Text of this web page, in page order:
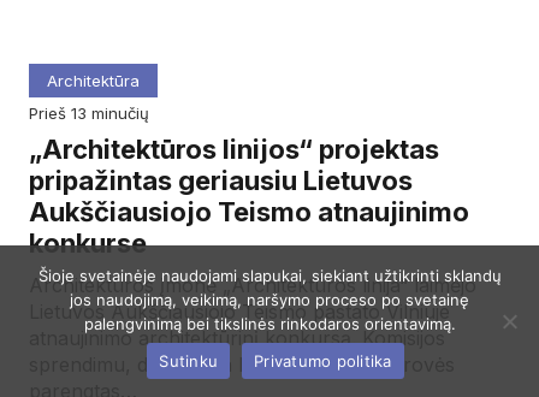
Architektūra
prieš 13 minučių
„Architektūros linijos“ projektas
pripažintas geriausiu Lietuvos
Aukščiausiojo Teismo atnaujinimo
konkurse
Architektūros įmonė „Architektūros linija“ laimėjo
Lietuvos Aukščiausiojo Teismo pastato Vilniuje
atnaujinimo architektūrinį konkursą. Komisijos
sprendimu, daugiausia balų surinko bendrovės
Šioje svetainėje naudojami slapukai, siekiant užtikrinti sklandų
jos naudojimą, veikimą, naršymo proceso po svetainę
palengvinimą bei tikslinės rinkodaros orientavimą.
Sutinku
Privatumo politika